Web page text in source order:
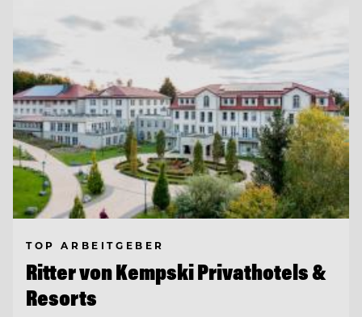
TOP ARBEITGEBER
Ritter von Kempski Privathotels &
Resorts